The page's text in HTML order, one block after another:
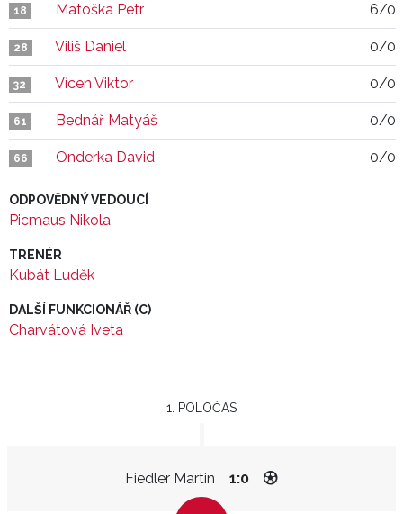
18 Matoška Petr 6/0
28 Viliš Daniel 0/0
32 Vícen Viktor 0/0
61 Bednář Matyáš 0/0
66 Onderka David 0/0
ODPOVĚDNÝ VEDOUCÍ
Picmaus Nikola
TRENÉR
Kubát Luděk
DALŠÍ FUNKCIONÁŘ (C)
Charvátová Iveta
1. POLOČAS
Fiedler Martin 1:0